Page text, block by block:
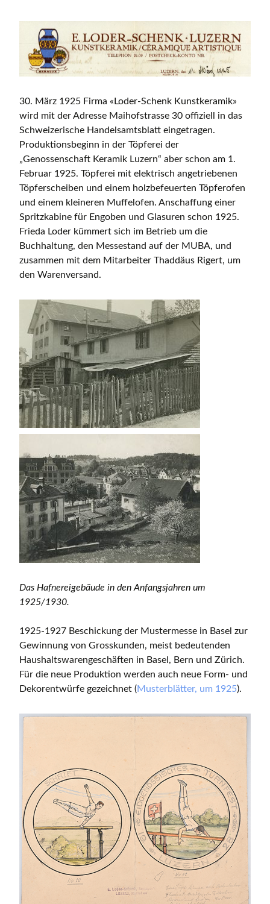
30. März 1925 Firma «Loder-Schenk Kunstkeramik»
wird mit der Adresse Maihofstrasse 30 offiziell in das
Schweizerische Handelsamtsblatt eingetragen.
Produktionsbeginn in der Töpferei der
„Genossenschaft Keramik Luzern“ aber schon am 1.
Februar 1925. Töpferei mit elektrisch angetriebenen
Töpferscheiben und einem holzbefeuerten Töpferofen
und einem kleineren Muffelofen. Anschaffung einer
Spritzkabine für Engoben und Glasuren schon 1925.
Frieda Loder kümmert sich im Betrieb um die
Buchhaltung, den Messestand auf der MUBA, und
zusammen mit dem Mitarbeiter Thaddäus Rigert, um
den Warenversand.
Das Hafnereigebäude in den Anfangsjahren um
1925/1930.
1925-1927 Beschickung der Mustermesse in Basel zur
Gewinnung von Grosskunden, meist bedeutenden
Haushaltswarengeschäften in Basel, Bern und Zürich.
Für die neue Produktion werden auch neue Form- und
Dekorentwürfe gezeichnet (Musterblätter, um 1925).